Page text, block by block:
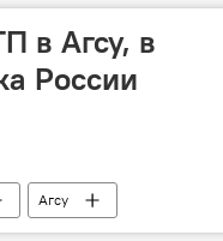
в Агсу, в
России
Агсу
ДТП
Граждане России